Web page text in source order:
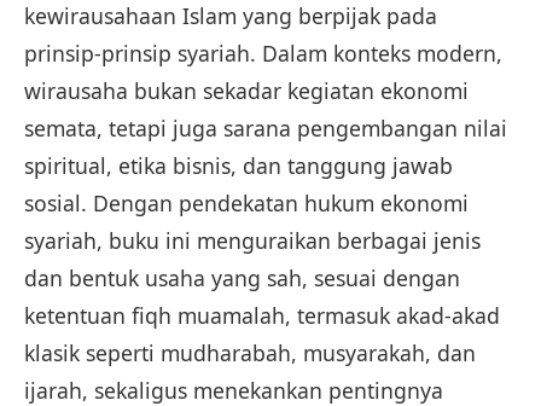
kewirausahaan Islam yang berpijak pada
prinsip-prinsip syariah. Dalam konteks modern,
wirausaha bukan sekadar kegiatan ekonomi
semata, tetapi juga sarana pengembangan nilai
spiritual, etika bisnis, dan tanggung jawab
sosial. Dengan pendekatan hukum ekonomi
syariah, buku ini menguraikan berbagai jenis
dan bentuk usaha yang sah, sesuai dengan
ketentuan fiqh muamalah, termasuk akad-akad
klasik seperti mudharabah, musyarakah, dan
ijarah, sekaligus menekankan pentingnya